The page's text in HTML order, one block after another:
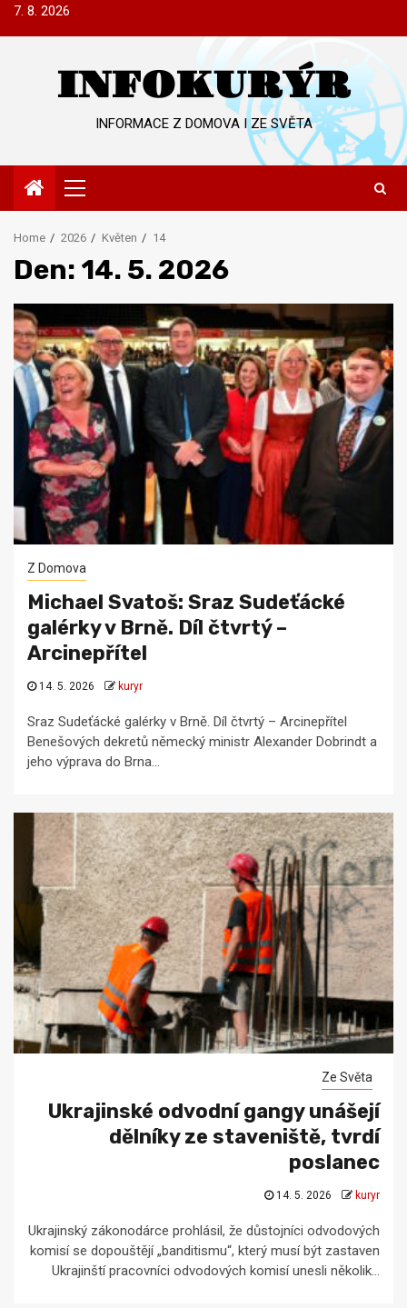
Skip7. 8. 2026
INFOKURÝR
INFORMACE Z DOMOVA I ZE SVĚTA
Primary
Menu
Home 2026 Květen 14
Den: 14. 5. 2026
Z Domova
Michael Svatoš: Sraz Sudeťácké
galérky v Brně. Díl čtvrtý –
Arcinepřítel
14. 5. 2026 kuryr
Sraz Sudeťácké galérky v Brně. Díl čtvrtý – Arcinepřítel
Benešových dekretů německý ministr Alexander Dobrindt a
jeho výprava do Brna...
Ze Světa
Ukrajinské odvodní gangy unášejí
dělníky ze staveniště, tvrdí
poslanec
14. 5. 2026 kuryr
Ukrajinský zákonodárce prohlásil, že důstojníci odvodových
komisí se dopouštějí „banditismu“, který musí být zastaven
Ukrajinští pracovníci odvodových komisí unesli několik...